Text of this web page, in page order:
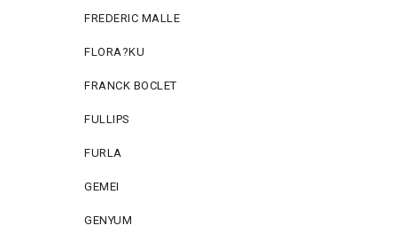
FREDERIC MALLE
FLORA?KU
FRANCK BOCLET
FULLIPS
FURLA
GEMEI
GENYUM